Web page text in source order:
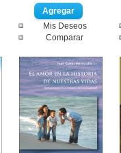
Mis Deseos
Comparar